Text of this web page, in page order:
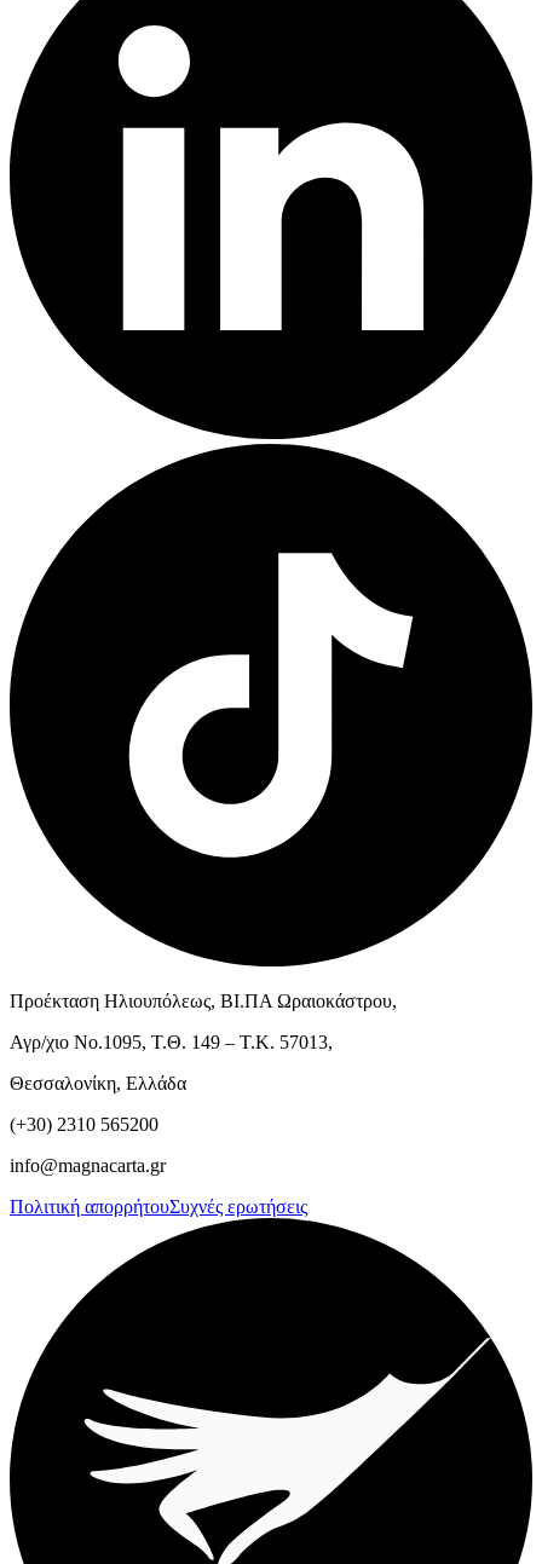
Προέκταση Ηλιουπόλεως, ΒΙ.ΠΑ Ωραιοκάστρου,
Αγρ/χιο Νο.1095, Τ.Θ. 149 – Τ.Κ. 57013,
Θεσσαλονίκη, Ελλάδα
(+30) 2310 565200
info@magnacarta.gr
Πολιτική απορρήτουΣυχνές ερωτήσεις